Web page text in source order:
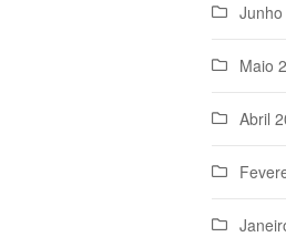
Maio
Abril